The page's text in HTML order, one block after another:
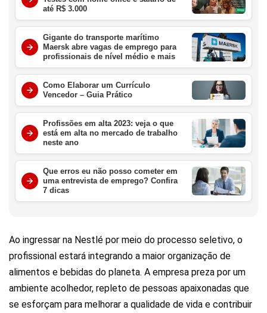
até R$ 3.000
Gigante do transporte marítimo
Maersk abre vagas de emprego para
profissionais de nível médio e mais
Como Elaborar um Currículo
Vencedor – Guia Prático
Profissões em alta 2023: veja o que
está em alta no mercado de trabalho
neste ano
Que erros eu não posso cometer em
uma entrevista de emprego? Confira
7 dicas
Ao ingressar na Nestlé por meio do processo seletivo, o
profissional estará integrando a maior organização de
alimentos e bebidas do planeta. A empresa preza por um
ambiente acolhedor, repleto de pessoas apaixonadas que
se esforçam para melhorar a qualidade de vida e contribuir